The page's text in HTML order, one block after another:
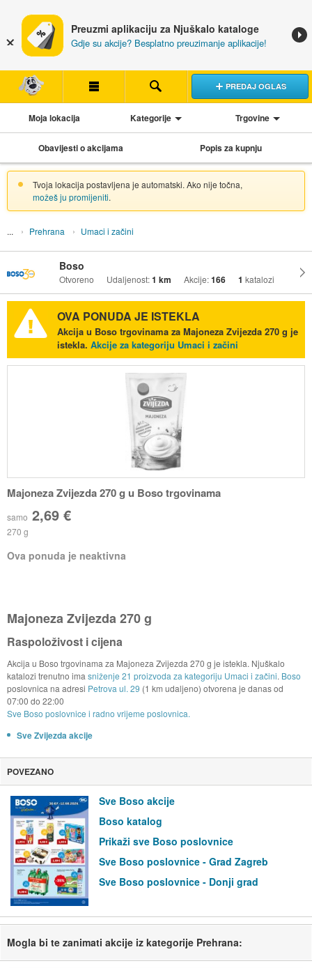
Preuzmi aplikaciju za Njuškalo kataloge
Gdje su akcije? Besplatno preuzimanje aplikacije!
PREDAJ OGLAS
Moja lokacija Kategorije Trgovine
Obavijesti o akcijama Popis za kupnju
Tvoja lokacija postavljena je automatski. Ako nije točna,
možeš ju promijeniti.
Prehrana Umaci i začini
Boso
Otvoreno Udaljenost:1 km Akcije:166 1 katalozi
OVA PONUDA JE ISTEKLA
Akcija u Boso trgovinama za Majoneza Zvijezda 270 g je
istekla. Akcije za kategoriju Umaci i začini
Majoneza Zvijezda 270 g u Boso trgovinama
samo 2,69 €
270 g
Ova ponuda je neaktivna
Majoneza Zvijezda 270 g
Raspoloživost i cijena
Akcija u Boso trgovinama za Majoneza Zvijezda 270 g je istekla. Njuškalo
katalozi trenutno ima sniženje 21 proizvoda za kategoriju Umaci i začini. Boso
poslovnica na adresi Petrova ul. 29 (1 km udaljeno) otvorena je danas od
07:00 do 22:00
Sve Boso poslovnice i radno vrijeme poslovnica.
Sve Zvijezda akcije
POVEZANO
Sve Boso akcije
Boso katalog
Prikaži sve Boso poslovnice
Sve Boso poslovnice - Grad Zagreb
Sve Boso poslovnice - Donji grad
Mogla bi te zanimati akcije iz kategorije Prehrana: